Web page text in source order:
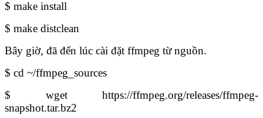
$ make install
$ make distclean
Bây giờ, đã đến lúc cài đặt ffmpeg từ nguồn.
$ cd ~/ffmpeg_sources
$ wget https://ffmpeg.org/releases/ffmpeg-
snapshot.tar.bz2